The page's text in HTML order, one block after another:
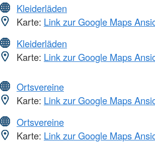
Kleiderläden
Karte: Link zur Google Maps
Kleiderläden
Karte: Link zur Google Maps
Ortsvereine
Karte: Link zur Google Maps
Ortsvereine
Karte: Link zur Google Maps